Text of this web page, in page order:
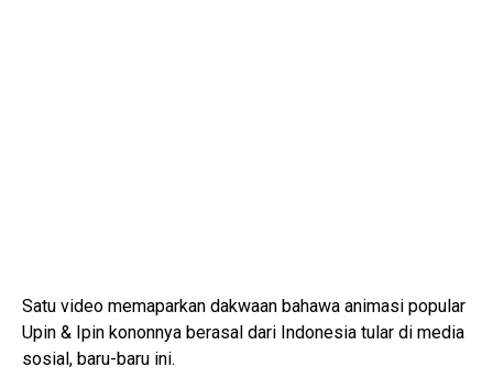
Satu video memaparkan dakwaan bahawa animasi popular
Upin & Ipin kononnya berasal dari Indonesia tular di media
sosial, baru-baru ini.